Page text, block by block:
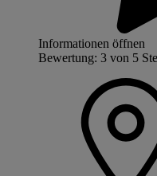
Informationen öffnen
Bewertung: 3 von 5